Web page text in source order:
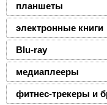
планшеты
электронные книги
Blu-ray
медиаплееры
фитнес-трекеры и